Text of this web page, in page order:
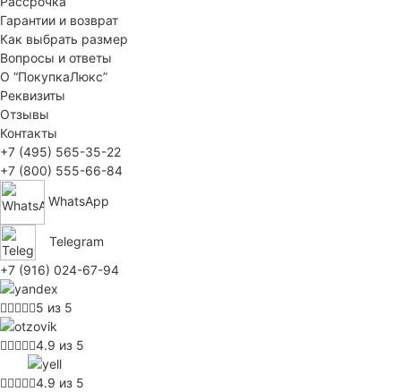
Гарантии и возврат
Как выбрать размер
Вопросы и ответы
О “ПокупкаЛюкс”
Реквизиты
Отзывы
Контакты
+7 (495) 565-35-22
+7 (800) 555-66-84
WhatsApp
Telegram
+7 (916) 024-67-94
5 из 5
4.9 из 5
4.9 из 5